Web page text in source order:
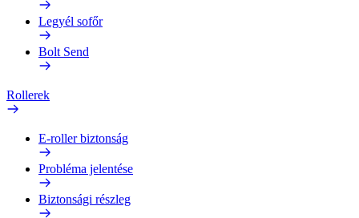
Legyél sofőr
Bolt Send
Rollerek
E-roller biztonság
Probléma jelentése
Biztonsági részleg